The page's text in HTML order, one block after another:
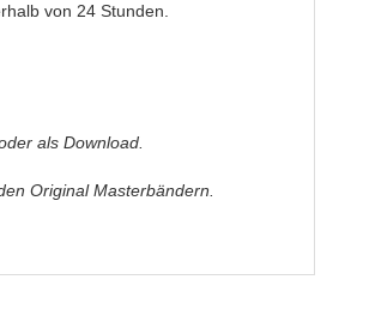
von 24 Stunden.
als Download.
Original Masterbändern.